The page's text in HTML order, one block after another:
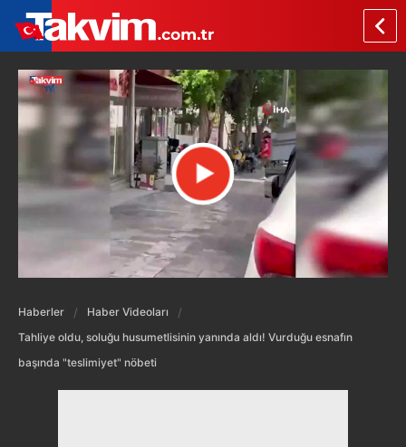
Haberler
Haber Videoları
Tahliye oldu, soluğu husumetlisinin yanında aldı! Vurduğu esnafın
başında "teslimiyet" nöbeti